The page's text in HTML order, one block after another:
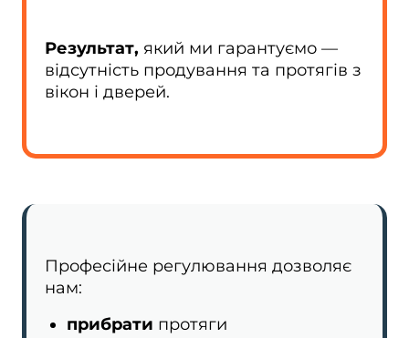
Результат, який ми гарантуємо —
відсутність продування та протягів з
вікон і дверей.
Професійне регулювання дозволяє
нам:
прибрати протяги